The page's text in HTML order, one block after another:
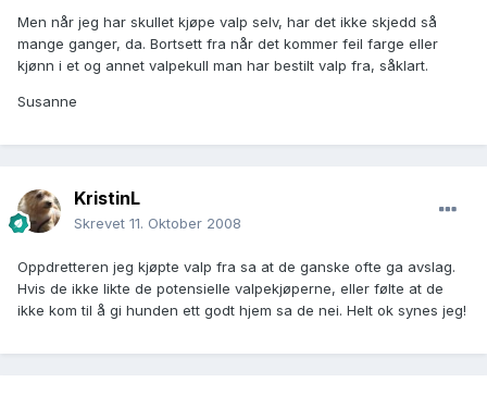
Men når jeg har skullet kjøpe valp selv, har det ikke skjedd så
mange ganger, da. Bortsett fra når det kommer feil farge eller
kjønn i et og annet valpekull man har bestilt valp fra, såklart.
Susanne
KristinL
Skrevet 11. Oktober 2008
Oppdretteren jeg kjøpte valp fra sa at de ganske ofte ga avslag.
Hvis de ikke likte de potensielle valpekjøperne, eller følte at de
ikke kom til å gi hunden ett godt hjem sa de nei. Helt ok synes jeg!